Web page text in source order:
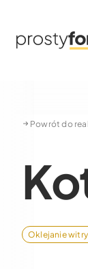
Powrót do
Oklejanie